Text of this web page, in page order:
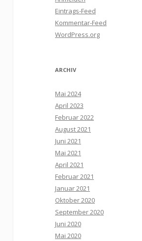
Eintrags-Feed
Kommentar-Feed
WordPress.org
ARCHIV
Mai 2024
April 2023
Februar 2022
August 2021
Juni 2021
Mai 2021
April 2021
Februar 2021
Januar 2021
Oktober 2020
September 2020
Juni 2020
Mai 2020